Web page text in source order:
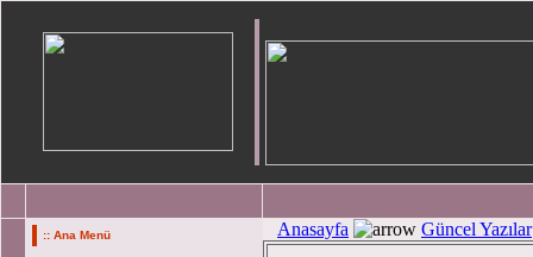
:: Ana Menü Anasayfa Güncel Yazılar